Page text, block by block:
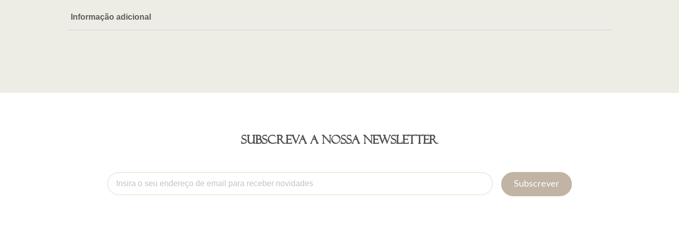
Informação adicional
Subscreva a nossa newsletter
Subscrever